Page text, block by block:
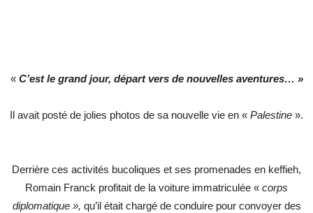
« C’est le grand jour, départ vers de nouvelles aventures… »
Il avait posté de jolies photos de sa nouvelle vie en « Palestine ».
Derrière ces activités bucoliques et ses promenades en keffieh,
Romain Franck profitait de la voiture immatriculée « corps
diplomatique », qu’il était chargé de conduire pour convoyer des